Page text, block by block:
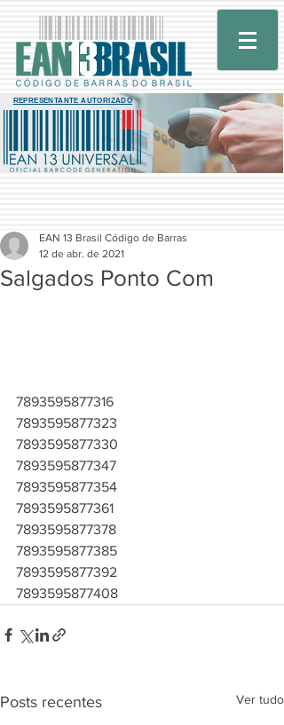
REPRESENTANTE AUTORIZADO
Salgados Ponto Com
EAN 13 Brasil Código de Barras
12 de abr. de 2021
7893595877316
7893595877323
7893595877330
7893595877347
7893595877354
7893595877361
7893595877378
7893595877385
7893595877392
7893595877408
Posts recentes Ver tudo